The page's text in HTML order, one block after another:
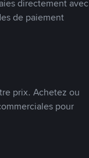
directement avec
de paiement
prix. Achetez ou
pour